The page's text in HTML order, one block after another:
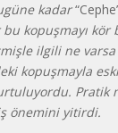
kadar
kopuşmayı kör
ilgili ne
kopuşmayla
Pratik
önemini yitirdi.